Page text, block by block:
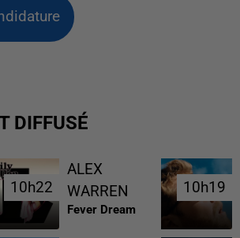
DIFFUSÉ
10h22
10h22
ALEX
WARREN
Fever Dream
10h19
10h19